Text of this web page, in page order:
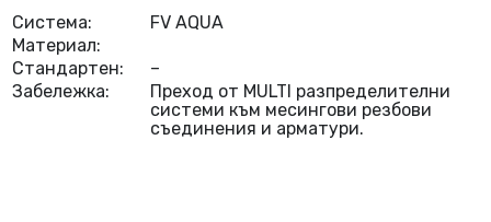
Система:
FV AQUA
Материал:
Стандартен:
–
Забележка:
Преход от MULTI разпределителни
системи към месингови резбови
съединения и арматури.